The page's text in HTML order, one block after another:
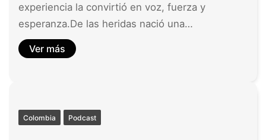
experiencia la convirtió en voz, fuerza y
esperanza.De las heridas nació una…
Ver más
Colombia Podcast